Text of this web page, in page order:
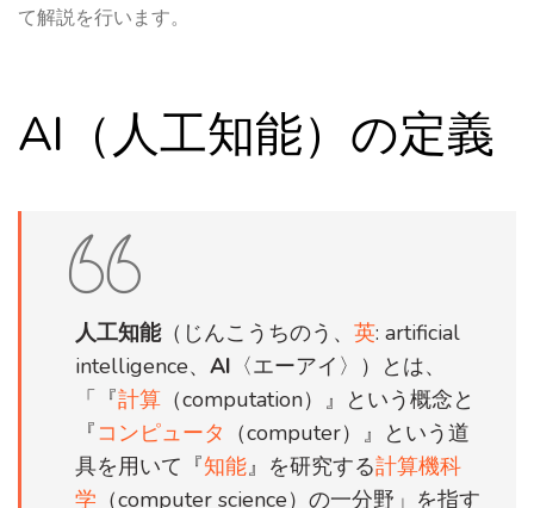
て解説を行います。
AI（人工知能）の定義
人工知能（じんこうちのう、 英: artificial
intelligence、 AI 〈エーアイ〉）とは、
「『計算 （computation）』という概念と
『コンピュータ （computer）』という道
具を用いて『知能』を研究する計算機科
学 （computer science）の一分野」を指す